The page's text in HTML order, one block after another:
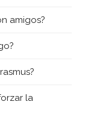
amigos?
la